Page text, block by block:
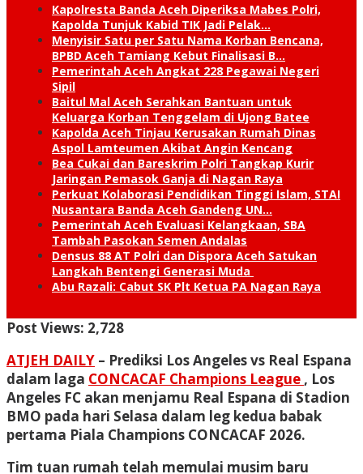
Kapolresta Banda Aceh Diperiksa Mabes Polri,
Kapolda Tunjuk Kabid TIK Jadi Pelak…
Menyisir Satu per Satu Nama Korban Bencana,
BPBD Aceh Tamiang Kebut Finalisasi B…
Pemerintah Aceh Angkat 228 Pegawai Negeri
Sipil
Baitul Mal Aceh Serahkan Bantuan untuk
Keluarga Korban Tenggelam di Ujong Batee
Kapolda Aceh Tinjau Kerusakan Rumah Dinas
Aspol Lamteumen Akibat Angin Kencang
Bea Cukai dan Bareskrim Polri Tangkap Kurir
Jaringan Pemasok Ganja di Nagan Raya
Perkuat Kolaborasi Pendidikan Tinggi Islam, STAI
Nusantara Banda Aceh Gandeng UN…
Pemerintah Aceh Evaluasi Kelangkaan, SBA
Tambah Pasokan Semen Andalas
Densus 88 AT Polri dan Dispora Aceh Satukan
Langkah Bentengi Generasi Muda
Abu Razali: Cabut SK Plt Ketua PA Nagan Raya
Post Views: 2,728
ATJEH DAILY – Prediksi Los Angeles vs Real Espana
dalam laga CONCACAF Champions League , Los
Angeles FC akan menjamu Real Espana di Stadion
BMO pada hari Selasa dalam leg kedua babak
pertama Piala Champions CONCACAF 2026.
Tim tuan rumah telah memulai musim baru